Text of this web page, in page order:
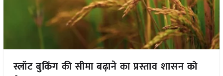
स्लॉट बुकिंग की सीमा बढ़ाने का प्रस्ताव शासन को